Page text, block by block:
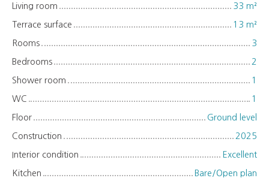
Living room 33 m²
Terrace surface 13 m²
Rooms 3
Bedrooms 2
Shower room 1
WC 1
Floor Ground level
Construction 2025
Interior condition Excellent
Kitchen Bare/Open plan